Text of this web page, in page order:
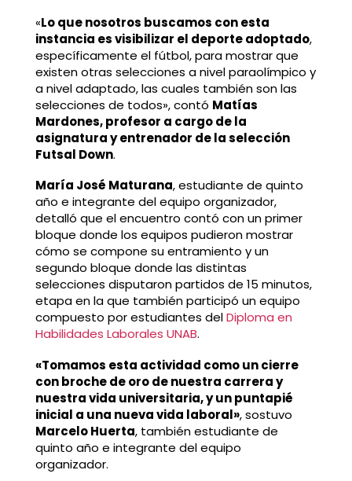
«Lo que nosotros buscamos con esta
instancia es visibilizar el deporte adoptado,
específicamente el fútbol, para mostrar que
existen otras selecciones a nivel paraolímpico y
a nivel adaptado, las cuales también son las
selecciones de todos», contó Matías
Mardones, profesor a cargo de la
asignatura y entrenador de la selección
Futsal Down.
María José Maturana, estudiante de quinto
año e integrante del equipo organizador,
detalló que el encuentro contó con un primer
bloque donde los equipos pudieron mostrar
cómo se compone su entramiento y un
segundo bloque donde las distintas
selecciones disputaron partidos de 15 minutos,
etapa en la que también participó un equipo
compuesto por estudiantes delDiploma en
Habilidades Laborales UNAB.
«Tomamos esta actividad como un cierre
con broche de oro de nuestra carrera y
nuestra vida universitaria, y un puntapié
inicial a una nueva vida laboral», sostuvo
Marcelo Huerta, también estudiante de
quinto año e integrante del equipo
organizador.